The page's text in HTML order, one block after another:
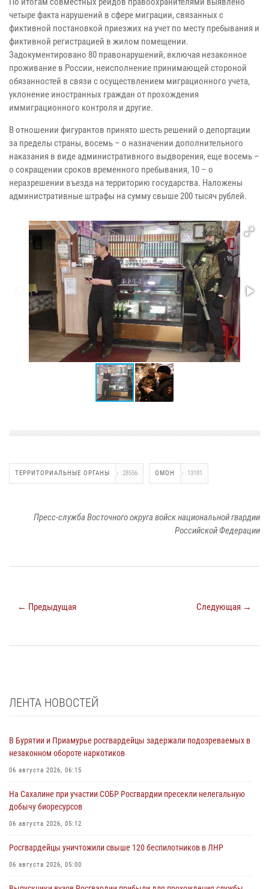
четыре факта нарушений в сфере миграции, связанных с
фиктивной постановкой приезжих на учет по месту пребывания и
фиктивной регистрацией в жилом помещении.
Задокументировано 80 правонарушений, включая незаконное
проживание в России, неисполнение принимающей стороной
обязанностей в связи с осуществлением миграционного учета,
уклонение иностранных граждан от прохождения
иммиграционного контроля и другие.
В отношении фигурантов принято шесть решений о депортации
за пределы страны, восемь – о назначении дополнительного
наказания в виде административного выдворения, еще восемь –
о сокращении сроков временного пребывания, 10 – о
неразрешении въезда на территорию государства. Наложены
административные штрафы на сумму свыше 200 тысяч рублей.
ТЕРРИТОРИАЛЬНЫЕ ОРГАНЫ 28556 ОМОН 13191
Пресс-служба Восточного округа войск национальной гвардии
Российской Федерации
← Предыдущая Следующая →
ЛЕНТА НОВОСТЕЙ
В Бурятии и Приамурье росгвардейцы задержали подозреваемых в
незаконном обороте наркотиков
06 августа 2026, 06:15
На Сахалине при участии СОБР Росгвардии пресекли нелегальную
добычу биоресурсов
06 августа 2026, 05:12
Росгвардейцы уничтожили свыше 120 беспилотников в ЛНР
06 августа 2026, 05:00